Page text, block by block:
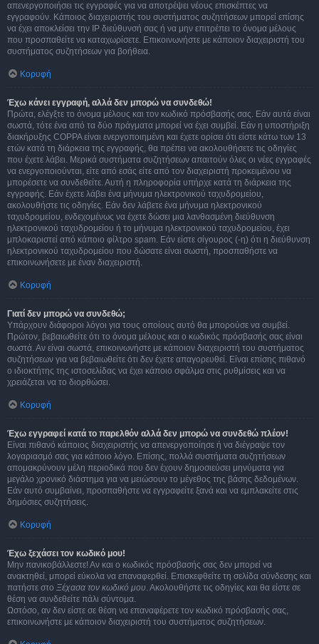
απενεργοποιήσει τις εγγραφές για να αποτρέψει νέους επισκέπτες να
εγγραφούν. Κάποιος διαχειριστής του συστήματος συζητήσεων μπορεί επίσης
να έχει αποκλείσει την IP διεύθυνσή σας ή να μην επιτρέπει το όνομα μέλους
που προσπαθείτε να καταχωρίσετε. Επικοινωνήστε με κάποιον διαχειριστή του
συστήματος συζητήσεων για βοήθεια.
Κορυφή
Έχω κάνει εγγραφή, αλλά δεν μπορώ να συνδεθώ!
Πρώτα, ελέγξτε το όνομα μέλους και τον κωδικό πρόσβασής σας. Εάν αυτά είναι
σωστά, τότε ένα από τα δύο πράγματα μπορεί να έχει συμβεί. Εάν η υποστήριξη
διακήρυξης COPPA είναι ενεργοποιημένη και έχετε ορίσει ότι είστε κάτω των 13
ετών κατά τη διάρκεια της εγγραφής, θα πρέπει να ακολουθήσετε τις οδηγίες
που έχετε λάβει. Μερικά συστήματα συζητήσεων απαιτούν όλες οι νέες εγγραφές
να ενεργοποιούνται, είτε από εσάς είτε από τον διαχειριστή προκειμένου να
μπορέσετε να συνδεθείτε. Αυτή η πληροφορία υπήρχε κατά τη διάρκεια της
εγγραφής. Εάν έχετε λάβει ένα μήνυμα ηλεκτρονικού ταχυδρομείου,
ακολουθήστε τις οδηγίες. Εάν δεν λάβετε ένα μήνυμα ηλεκτρονικού
ταχυδρομείου, ενδεχομένως να έχετε δώσει μια λανθασμένη διεύθυνση
ηλεκτρονικού ταχυδρομείου ή το μήνυμα ηλεκτρονικού ταχυδρομείου, έχει
μπλοκαριστεί από κάποιο φίλτρο spam. Εάν είστε σίγουρος (-η) ότι η διεύθυνση
ηλεκτρονικού ταχυδρομείου που δώσατε είναι σωστή, προσπαθήστε να
επικοινωνήσετε με έναν διαχειριστή.
Κορυφή
Γιατί δεν μπορώ να συνδεθώ;
Υπάρχουν διάφοροι λόγοι για τους οποίους αυτό θα μπορούσε να συμβεί.
Πρώτον, βεβαιωθείτε ότι το όνομα μέλους και ο κωδικός πρόσβασής σας είναι
σωστά. Αν είναι σωστά, επικοινωνήστε με κάποιον διαχειριστή του συστήματος
συζητήσεων για να βεβαιωθείτε ότι δεν έχετε απαγορευθεί. Είναι επίσης πιθανό
ο ιδιοκτήτης της ιστοσελίδας να έχει κάποιο σφάλμα στις ρυθμίσεις και να
χρειάζεται να το διορθώσει.
Κορυφή
Έχω εγγραφεί κατά το παρελθόν αλλά δεν μπορώ να συνδεθώ πλέον!
Είναι πιθανό κάποιος διαχειριστής να απενεργοποίησε ή να διέγραψε τον
λογαριασμό σας για κάποιο λόγο. Επίσης, πολλά συστήματα συζητήσεων
απομακρύνουν μέλη περιοδικά που δεν έχουν δημοσιεύσει μηνύματα για
μεγάλο χρονικό διάστημα για να μειώσουν το μέγεθος της βάσης δεδομένων.
Εάν αυτό συμβαίνει, προσπαθήστε να εγγραφείτε ξανά και να εμπλακείτε στις
δημόσιες συζητήσεις.
Κορυφή
Έχω ξεχάσει τον κωδικό μου!
Μην πανικοβάλλεστε! Αν και ο κωδικός πρόσβασής σας δεν μπορεί να
ανακτηθεί, μπορεί εύκολα να επαναφερθεί. Επισκεφθείτε τη σελίδα σύνδεσης και
πατήστε στο Ξέχασα τον κωδικό μου. Ακολουθήστε τις οδηγίες και θα είστε σε
θέση να συνδεθείτε πάλι σύντομα.
Ωστόσο, αν δεν είστε σε θέση να επαναφέρετε τον κωδικό πρόσβασής σας,
επικοινωνήστε με κάποιον διαχειριστή του συστήματος συζητήσεων.